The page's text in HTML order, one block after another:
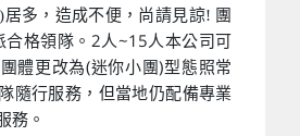
居多，造成不便，尚請見諒! 團
合格領隊。2人~15人本公司可
體更改為(迷你小團)型態照常
隨行服務，但當地仍配備專業
務。